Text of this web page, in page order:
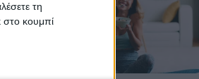
τη
στο κουμπί18 ΦΕΒ